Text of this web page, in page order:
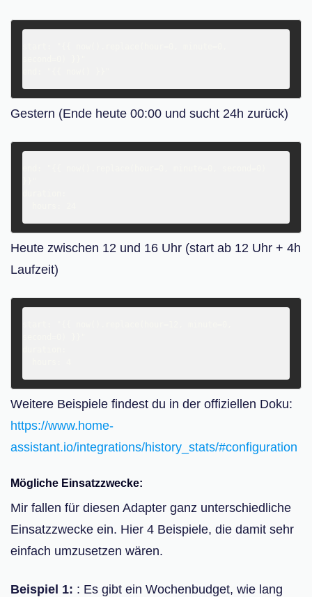
Gestern (Ende heute 00:00 und sucht 24h zurück)
Heute zwischen 12 und 16 Uhr (start ab 12 Uhr + 4h
Laufzeit)
Weitere Beispiele findest du in der offiziellen Doku:
https://www.home-
assistant.io/integrations/history_stats/#configuration
Mögliche Einsatzzwecke:
Mir fallen für diesen Adapter ganz unterschiedliche
Einsatzzwecke ein. Hier 4 Beispiele, die damit sehr
einfach umzusetzen wären.
Beispiel 1: : Es gibt ein Wochenbudget, wie lang